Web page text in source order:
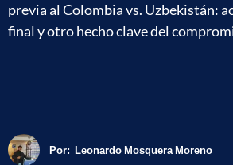
previa al Colombia vs. Uzbekistán:
final y otro hecho clave del
Por: Leonardo Mosquera Moreno